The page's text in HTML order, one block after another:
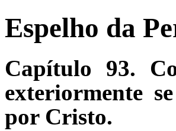
Espelho da
Capítulo 93.
exterior­mente
por Cristo.